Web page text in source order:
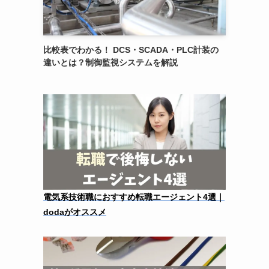
比較表でわかる！ DCS・SCADA・PLC計装の
違いとは？制御監視システムを解説
電気系技術職におすすめ転職エージェント4選｜
dodaがオススメ